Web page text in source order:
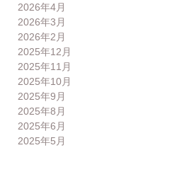
2026年4月
2026年3月
2026年2月
2025年12月
2025年11月
2025年10月
2025年9月
2025年8月
2025年6月
2025年5月